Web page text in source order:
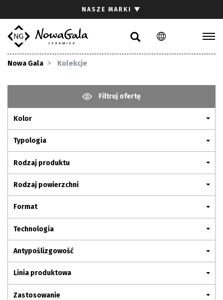
PL EN
NASZE MARKI ▼
Nowa Gala Kolekcje
Filtruj ofertę
Kolor
Typologia
Rodzaj produktu
Rodzaj powierzchni
Format
Technologia
Antypoślizgowość
Linia produktowa
Zastosowanie
Gdzie kupić
Pliki do pobrania
Pytania i odpowiedzi
Kariera
Kontakt
Komunikacja z akcjonariuszami